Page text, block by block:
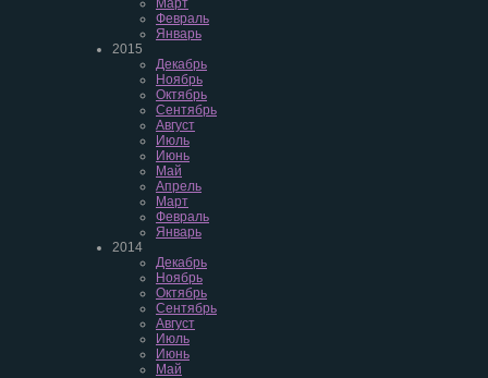
Март
Февраль
Январь
2015
Декабрь
Ноябрь
Октябрь
Сентябрь
Август
Июль
Июнь
Май
Апрель
Март
Февраль
Январь
2014
Декабрь
Ноябрь
Октябрь
Сентябрь
Август
Июль
Июнь
Май